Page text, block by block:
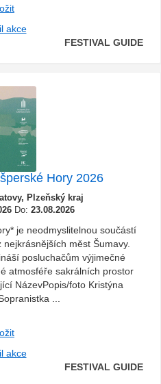
akce
FESTIVAL GUIDE
Hory 2026
Plzeňský kraj
Do: 23.08.2026
je neodmyslitelnou součástí
měst Šumavy.
posluchačům výjimečné
atmosféře sakrálních prostor
NázevPopis/foto Kristýna
...
akce
FESTIVAL GUIDE